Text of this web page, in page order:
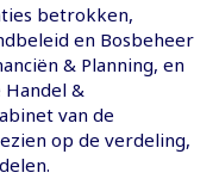
betrokken,
en Bosbeheer
& Planning, en
Handel &
van de
op de verdeling,